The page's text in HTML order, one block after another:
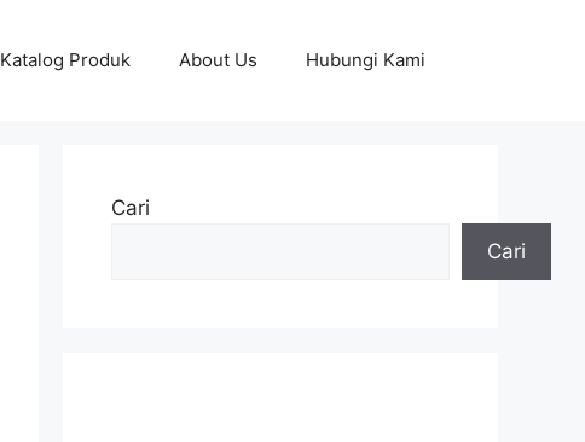
Katalog Produk About Us Hubungi Kami
Cari
Cari